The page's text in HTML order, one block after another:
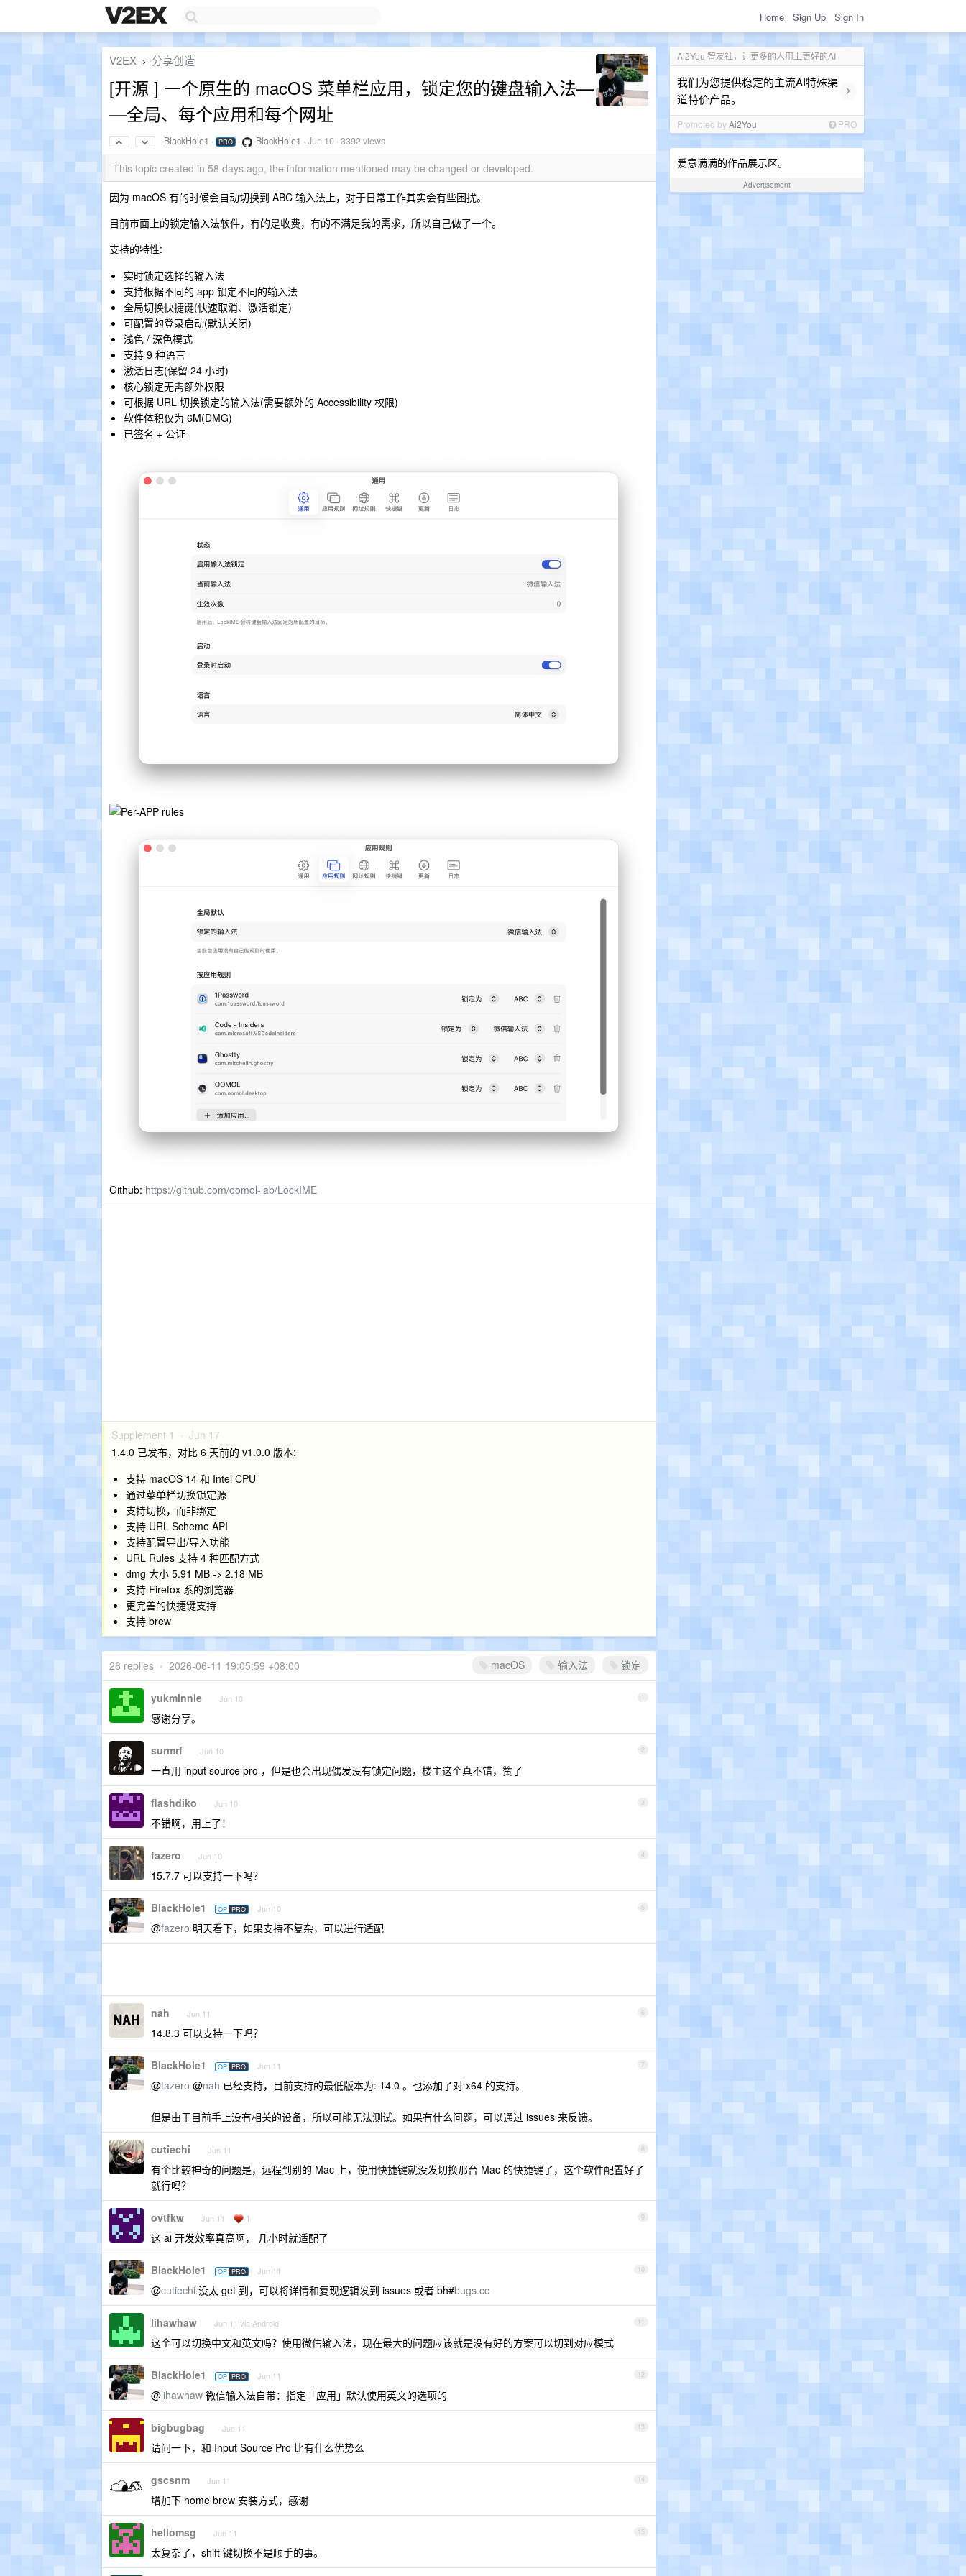
Home Sign Up Sign In
Ai2You 智友社，让更多的人用上更好的AI
我们为您提供稳定的主流AI特殊渠
道特价产品。
›
Promoted byAi2You PRO
爱意满满的作品展示区。
Advertisement
V2EX › 分享创造
[开源 ] 一个原生的 macOS 菜单栏应用，锁定您的键盘输入法—
—全局、每个应用和每个网址
BlackHole1 · PRO · BlackHole1 ·Jun 10 · 3392 views
This topic created in 58 days ago, the information mentioned may be changed or developed.
因为 macOS 有的时候会自动切换到 ABC 输入法上，对于日常工作其实会有些困扰。
目前市面上的锁定输入法软件，有的是收费，有的不满足我的需求，所以自己做了一个。
支持的特性:
实时锁定选择的输入法
支持根据不同的 app 锁定不同的输入法
全局切换快捷键(快速取消、激活锁定)
可配置的登录启动(默认关闭)
浅色 / 深色模式
支持 9 种语言
激活日志(保留 24 小时)
核心锁定无需额外权限
可根据 URL 切换锁定的输入法(需要额外的 Accessibility 权限)
软件体积仅为 6M(DMG)
已签名 + 公证
Github: https://github.com/oomol-lab/LockIME
Supplement 1 · Jun 17
1.4.0 已发布，对比 6 天前的 v1.0.0 版本:
支持 macOS 14 和 Intel CPU
通过菜单栏切换锁定源
支持切换，而非绑定
支持 URL Scheme API
支持配置导出/导入功能
URL Rules 支持 4 种匹配方式
dmg 大小 5.91 MB -> 2.18 MB
支持 Firefox 系的浏览器
更完善的快捷键支持
支持 brew
macOS 输入法 锁定
26 replies • 2026-06-11 19:05:59 +08:00
1
yukminnie Jun 10
感谢分享。
2
surmrf Jun 10
一直用 input source pro ，但是也会出现偶发没有锁定问题，楼主这个真不错，赞了
3
flashdiko Jun 10
不错啊，用上了！
4
fazero Jun 10
15.7.7 可以支持一下吗？
5
BlackHole1 OP PRO Jun 10
@fazero 明天看下，如果支持不复杂，可以进行适配
6
nah Jun 11
14.8.3 可以支持一下吗？
7
BlackHole1 OP PRO Jun 11
@fazero @nah 已经支持，目前支持的最低版本为: 14.0 。也添加了对 x64 的支持。
但是由于目前手上没有相关的设备，所以可能无法测试。如果有什么问题，可以通过 issues 来反馈。
8
cutiechi Jun 11
有个比较神奇的问题是，远程到别的 Mac 上，使用快捷键就没发切换那台 Mac 的快捷键了，这个软件配置好了
就行吗？
9
ovtfkw Jun 11 1
这 ai 开发效率真高啊， 几小时就适配了
10
BlackHole1 OP PRO Jun 11
@cutiechi 没太 get 到，可以将详情和复现逻辑发到 issues 或者 bh#bugs.cc
11
lihawhaw Jun 11 via Android
这个可以切换中文和英文吗？使用微信输入法，现在最大的问题应该就是没有好的方案可以切到对应模式
12
BlackHole1 OP PRO Jun 11
@lihawhaw 微信输入法自带：指定「应用」默认使用英文的选项的
13
bigbugbag Jun 11
请问一下，和 Input Source Pro 比有什么优势么
14
gscsnm Jun 11
增加下 home brew 安装方式，感谢
15
hellomsg Jun 11
太复杂了，shift 键切换不是顺手的事。